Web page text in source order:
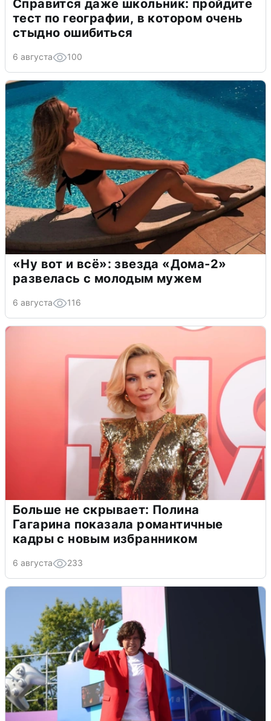
Справится даже школьник: пройдите
тест по географии, в котором очень
стыдно ошибиться
6 августа 100
«Ну вот и всё»: звезда «Дома-2»
развелась с молодым мужем
6 августа 116
Больше не скрывает: Полина
Гагарина показала романтичные
кадры с новым избранником
6 августа 233